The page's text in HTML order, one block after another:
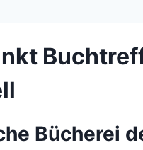
Bücherei